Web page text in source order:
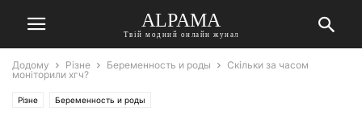
ALPAMA
Твій модний онлайн жунал
Додому Різне Беременность и роды
Скільки за часом
моніторили хгч?
Різне Беременность и роды